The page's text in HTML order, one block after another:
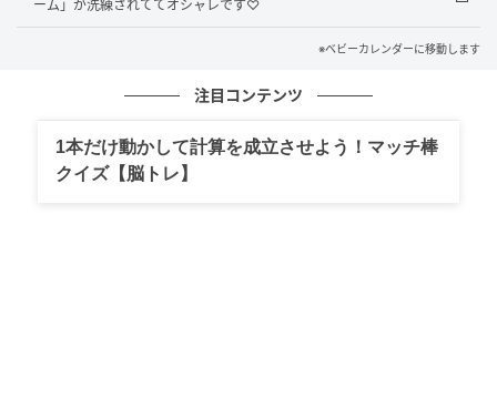
やわらかな印象の「葉」の組み合わせが、古風で上品
3位 結月（主なよみ：ゆづき）
3位は「結月」。年間ランキングでは2024年10位、
ーム」が洗練されててオシャレです♡
※ベビーカレンダーに移動します
注目コンテンツ
1本だけ動かして計算を成立させよう！マッチ棒
クイズ【脳トレ】